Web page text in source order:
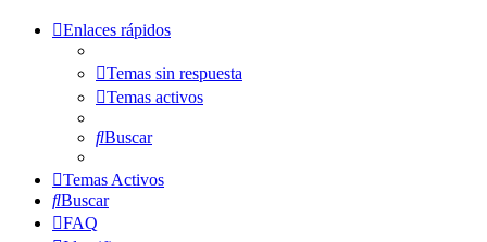
Enlaces rápidos
Temas sin respuesta
Temas activos
Buscar
Temas Activos
Buscar
FAQ